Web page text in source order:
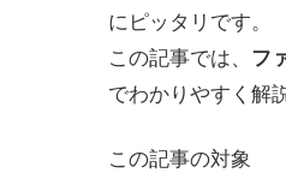
にピッタリです。
この記事では、 フ
でわかりやすく解
この記事の対象